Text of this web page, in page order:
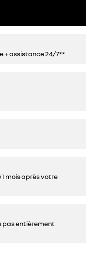
+ assistance 24/7**
mois après votre
pas entièrement